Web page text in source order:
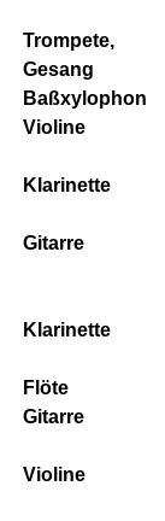
Trompete,
Gesang
Baßxylophon
Violine
Klarinette
Gitarre
Klarinette
Flöte
Gitarre
Violine